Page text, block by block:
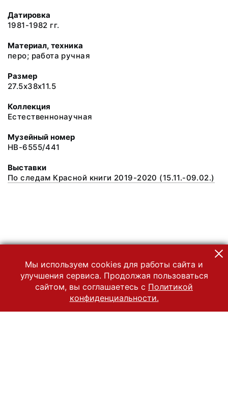
Датировка
1981-1982 гг.
Материал, техника
перо; работа ручная
Размер
27.5x38x11.5
Коллекция
Естественнонаучная
Музейный номер
НВ-6555/441
Выставки
По следам Красной книги 2019-2020 (15.11.-09.02.)
Мы используем cookies для работы сайта и
улучшения сервиса. Продолжая пользоваться
сайтом, вы соглашаетесь с Политикой
конфиденциальности.